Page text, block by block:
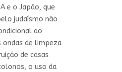
e o Japão, que
judaísmo não
ao
ondas de limpeza
de casas
o uso da